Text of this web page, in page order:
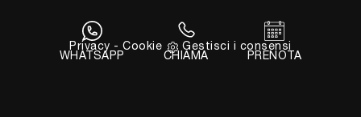
WHATSAPP CHIAMA PRENOTA
Privacy -Cookie Gestisci i consensi